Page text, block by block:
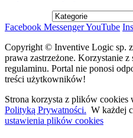
Facebook MessengerYouTube
Copyright © Inventive Logic sp.
prawa zastrzeżone. Korzystanie z
regulaminu. Portal nie ponosi
treści użytkowników!
Strona korzysta z plików cookies
Polityką Prywatności. W każdej
ustawienia plików cookies